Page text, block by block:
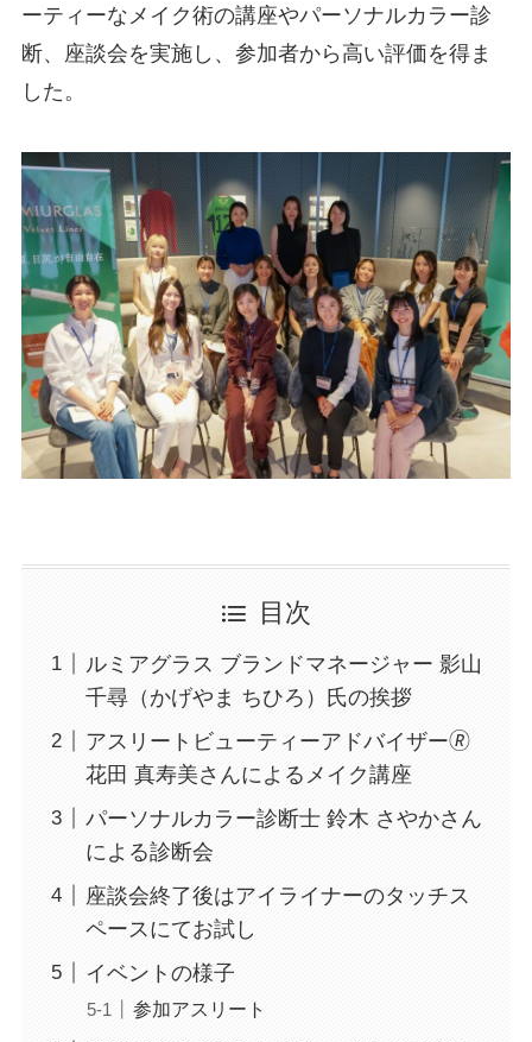
ーティーなメイク術の講座やパーソナルカラー診
断、座談会を実施し、参加者から高い評価を得ま
した。
目次
ルミアグラス ブランドマネージャー 影山
千尋（かげやま ちひろ）氏の挨拶
アスリートビューティーアドバイザー🄬
花田 真寿美さんによるメイク講座
パーソナルカラー診断士 鈴木 さやかさん
による診断会
座談会終了後はアイライナーのタッチス
ペースにてお試し
イベントの様子
参加アスリート